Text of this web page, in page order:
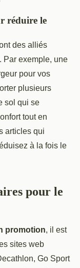
réduire le
des alliés
Par exemple, une
pour vos
plusieurs
sol qui se
tout en
articles qui
à la fois le
pour le
promotion, il est
sites web
Go Sport